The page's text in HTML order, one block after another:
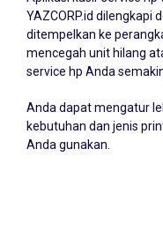
YAZCORP.id dilengkapi
ditempelkan ke
mencegah unit hilang
service hp Anda
kebutuhan dan jenis
Anda gunakan.